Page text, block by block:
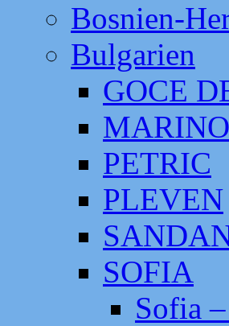
Bosnien-
Bulgarien
GOCE
PETRIC
PLEVEN
SOFIA
Sofia